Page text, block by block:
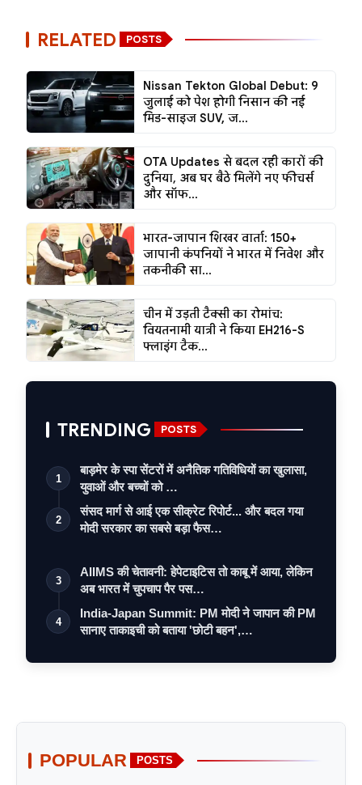
RELATED POSTS
Nissan Tekton Global Debut: 9
जुलाई को पेश होगी निसान की नई
मिड-साइज SUV, ज...
OTA Updates से बदल रही कारों की
दुनिया, अब घर बैठे मिलेंगे नए फीचर्स
और सॉफ...
भारत-जापान शिखर वार्ता: 150+
जापानी कंपनियों ने भारत में निवेश और
तकनीकी सा...
चीन में उड़ती टैक्सी का रोमांच:
वियतनामी यात्री ने किया EH216-S
फ्लाइंग टैक...
TRENDING POSTS
1
बाड़मेर के स्पा सेंटरों में अनैतिक गतिविधियों का खुलासा,
युवाओं और बच्चों को …
2
संसद मार्ग से आई एक सीक्रेट रिपोर्ट... और बदल गया
मोदी सरकार का सबसे बड़ा फैस…
3
AIIMS की चेतावनी: हेपेटाइटिस तो काबू में आया, लेकिन
अब भारत में चुपचाप पैर पस…
4
India-Japan Summit: PM मोदी ने जापान की PM
सानाए ताकाइची को बताया 'छोटी बहन',…
POPULAR POSTS